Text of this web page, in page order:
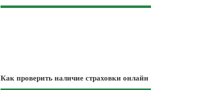
Как проверить наличие страховки онлайн